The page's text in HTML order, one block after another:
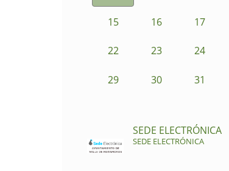
15 16 17
22 23 24
29 30 31
SEDE ELECTRÓNICA
SEDE ELECTRÓNICA